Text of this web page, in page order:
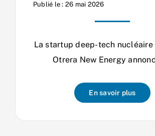
Publié le : 26 mai 2026
La startup deep-tech
Otrera New Energy
En savoir plus